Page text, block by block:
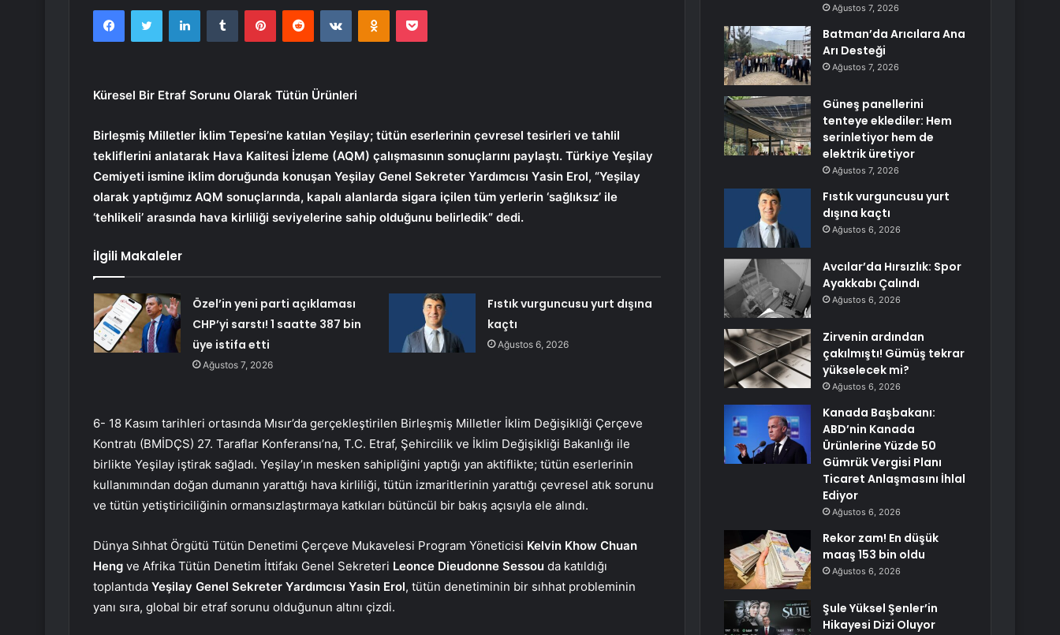
FacebookTwitter LinkedInTumblr PinterestReddit VKontakteOdnoklassniki
Pocket
Küresel Bir Etraf Sorunu Olarak Tütün Ürünleri
Birleşmiş Milletler İklim Tepesi’ne katılan Yeşilay; tütün eserlerinin çevresel tesirleri ve tahlil
tekliflerini anlatarak Hava Kalitesi İzleme (AQM) çalışmasının sonuçlarını paylaştı. Türkiye Yeşilay
Cemiyeti ismine iklim doruğunda konuşan Yeşilay Genel Sekreter Yardımcısı Yasin Erol, “Yeşilay
olarak yaptığımız AQM sonuçlarında, kapalı alanlarda sigara içilen tüm yerlerin ‘sağlıksız’ ile
‘tehlikeli’ arasında hava kirliliği seviyelerine sahip olduğunu belirledik” dedi.
İlgili Makaleler
Özel’in yeni parti açıklaması
CHP’yi sarstı! 1 saatte 387 bin
üye istifa etti
Ağustos 7, 2026
Fıstık vurguncusu yurt dışına
kaçtı
Ağustos 6, 2026
6- 18 Kasım tarihleri ortasında Mısır’da gerçekleştirilen Birleşmiş Milletler İklim Değişikliği Çerçeve
Kontratı (BMİDÇS) 27. Taraflar Konferansı’na, T.C. Etraf, Şehircilik ve İklim Değişikliği Bakanlığı ile
birlikte Yeşilay iştirak sağladı. Yeşilay’ın mesken sahipliğini yaptığı yan aktiflikte; tütün eserlerinin
kullanımından doğan dumanın yarattığı hava kirliliği, tütün izmaritlerinin yarattığı çevresel atık sorunu
ve tütün yetiştiriciliğinin ormansızlaştırmaya katkıları bütüncül bir bakış açısıyla ele alındı.
Dünya Sıhhat Örgütü Tütün Denetimi Çerçeve Mukavelesi Program Yöneticisi Kelvin Khow Chuan
Heng ve Afrika Tütün Denetim İttifakı Genel Sekreteri Leonce Dieudonne Sessou da katıldığı
toplantıda Yeşilay Genel Sekreter Yardımcısı Yasin Erol, tütün denetiminin bir sıhhat probleminin
yanı sıra, global bir etraf sorunu olduğunun altını çizdi.
Ağustos 7, 2026
Batman’da Arıcılara Ana
Arı Desteği
Ağustos 7, 2026
Güneş panellerini
tenteye eklediler: Hem
serinletiyor hem de
elektrik üretiyor
Ağustos 7, 2026
Fıstık vurguncusu yurt
dışına kaçtı
Ağustos 6, 2026
Avcılar’da Hırsızlık: Spor
Ayakkabı Çalındı
Ağustos 6, 2026
Zirvenin ardından
çakılmıştı! Gümüş tekrar
yükselecek mi?
Ağustos 6, 2026
Kanada Başbakanı:
ABD’nin Kanada
Ürünlerine Yüzde 50
Gümrük Vergisi Planı
Ticaret Anlaşmasını İhlal
Ediyor
Ağustos 6, 2026
Rekor zam! En düşük
maaş 153 bin oldu
Ağustos 6, 2026
Şule Yüksel Şenler’in
Hikayesi Dizi Oluyor